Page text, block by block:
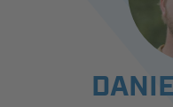
SPIELBETRIEB &
AUSBILDUNG &